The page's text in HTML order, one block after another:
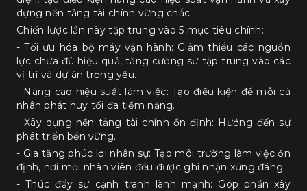
dựng nền tảng tài chính vững chắc.
Chiến lược lần này tập trung vào 5 mục tiêu chính:
- Tối ưu hóa bộ máy vận hành: Giảm thiểu các nguồn
lực chưa đủ hiệu quả, tăng cường sự tập trung vào các
vị trí và dự án trọng yếu.
- Nâng cao hiệu suất làm việc: Tạo điều kiện để mỗi cá
nhân phát huy tối đa tiềm năng.
- Xây dựng nền tảng tài chính ổn định: Hướng đến sự
phát triển bền vững.
- Gia tăng phúc lợi nhân sự: Tạo môi trường làm việc ổn
định, nơi mọi nhân viên đều được ghi nhận xứng đáng.
- Thúc đẩy sự cạnh tranh lành mạnh: Góp phần xây